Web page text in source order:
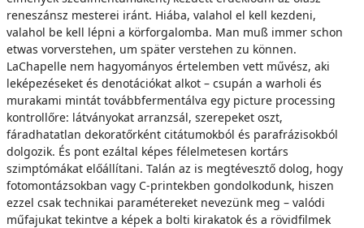
reneszánsz mesterei iránt. Hiába, valahol el kell kezdeni,
valahol be kell lépni a körforgalomba. Man muß immer schon
etwas vorverstehen, um später verstehen zu können.
LaChapelle nem hagyományos értelemben vett művész, aki
leképezéseket és denotációkat alkot – csupán a warholi és
murakami mintát továbbfermentálva egy picture processing
kontrollőre: látványokat arranzsál, szerepeket oszt,
fáradhatatlan dekoratőrként citátumokból és parafrázisokból
dolgozik. És pont ezáltal képes félelmetesen kortárs
szimptómákat előállítani. Talán az is megtévesztő dolog, hogy
fotomontázsokban vagy C-printekben gondolkodunk, hiszen
ezzel csak technikai paramétereket nevezünk meg – valódi
műfajukat tekintve a képek a bolti kirakatok és a rövidfilmek